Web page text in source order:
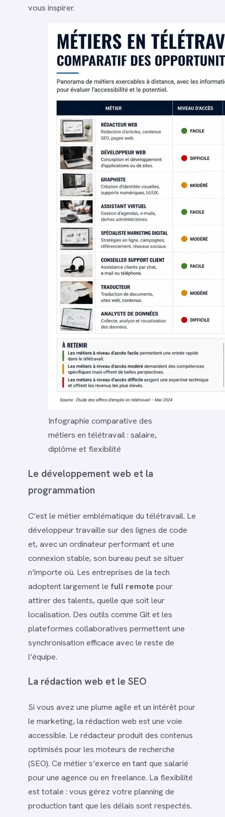
vous inspirer.
Infographie comparative des
métiers en télétravail : salaire,
diplôme et flexibilité
Le développement web et la
programmation
C’est le métier emblématique du télétravail. Le
développeur travaille sur des lignes de code
et, avec un ordinateur performant et une
connexion stable, son bureau peut se situer
n’importe où. Les entreprises de la tech
adoptent largement le full remote pour
attirer des talents, quelle que soit leur
localisation. Des outils comme Git et les
plateformes collaboratives permettent une
synchronisation efficace avec le reste de
l’équipe.
La rédaction web et le SEO
Si vous avez une plume agile et un intérêt pour
le marketing, la rédaction web est une voie
accessible. Le rédacteur produit des contenus
optimisés pour les moteurs de recherche
(SEO). Ce métier s’exerce en tant que salarié
pour une agence ou en freelance. La flexibilité
est totale : vous gérez votre planning de
production tant que les délais sont respectés.